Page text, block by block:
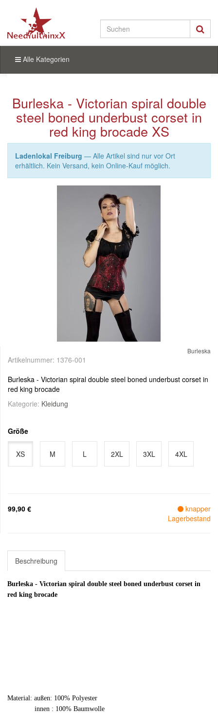
Alle Kategorien
Burleska - Victorian spiral double
steel boned underbust corset in
red king brocade XS
Ladenlokal Freiburg — Alle Artikel sind nur vor Ort
erhältlich. Kein Versand, kein Online-Kauf möglich.
Burleska
Artikelnummer: 1376-001
Burleska - Victorian spiral double steel boned underbust corset in
red king brocade
Kategorie: Kleidung
Größe
XS M L 2XL 3XL 4XL
99,90 €
knapper
Lagerbestand
Beschreibung
Burleska - Victorian spiral double steel boned underbust corset in
red king brocade
Material: außen: 100% Polyester
innen : 100% Baumwolle